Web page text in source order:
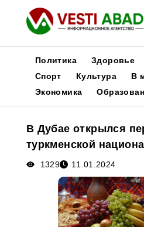
Новости
Медиа
Афиша
Политика Здоровье
Спорт
Культура В
Экономика
В Дубае открылся
туркменской
1329 11.01.2024